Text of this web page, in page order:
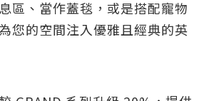
區、當作蓋毯，或是搭配寵物
您的空間注入優雅且經典的英